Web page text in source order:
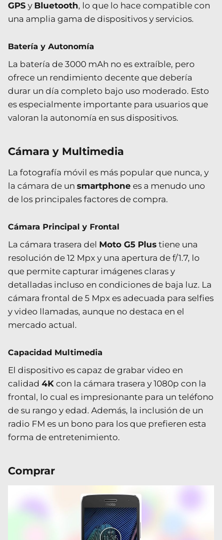
GPS y Bluetooth, lo que lo hace compatible con
una amplia gama de dispositivos y servicios.
Batería y Autonomía
La batería de 3000 mAh no es extraíble, pero
ofrece un rendimiento decente que debería
durar un día completo bajo uso moderado. Esto
es especialmente importante para usuarios que
valoran la autonomía en sus dispositivos.
Cámara y Multimedia
La fotografía móvil es más popular que nunca, y
la cámara de un smartphone es a menudo uno
de los principales factores de compra.
Cámara Principal y Frontal
La cámara trasera del Moto G5 Plus tiene una
resolución de 12 Mpx y una apertura de f/1.7, lo
que permite capturar imágenes claras y
detalladas incluso en condiciones de baja luz. La
cámara frontal de 5 Mpx es adecuada para selfies
y video llamadas, aunque no destaca en el
mercado actual.
Capacidad Multimedia
El dispositivo es capaz de grabar video en
calidad 4K con la cámara trasera y 1080p con la
frontal, lo cual es impresionante para un teléfono
de su rango y edad. Además, la inclusión de un
radio FM es un bono para los que prefieren esta
forma de entretenimiento.
Comprar